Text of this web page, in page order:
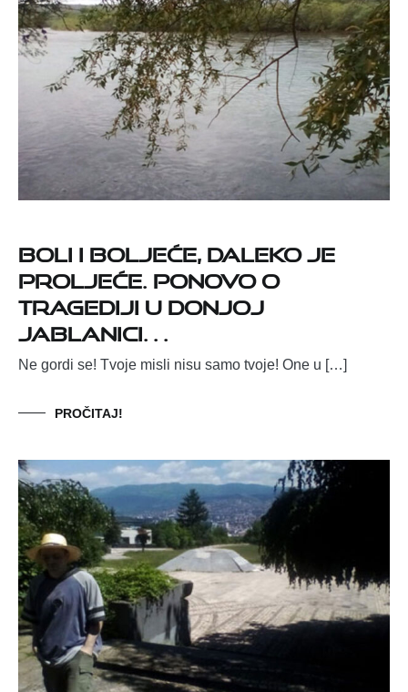
Boli i boljeće, daleko je
proljeće. Ponovo o
tragediji u Donjoj
Jablanici…
Ne gordi se! Tvoje misli nisu samo tvoje! One u […]
PROČITAJ!